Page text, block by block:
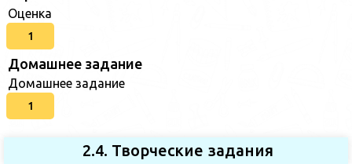
Оценка
1
Домашнее задание
Домашнее задание
1
2.4. Творческие задания